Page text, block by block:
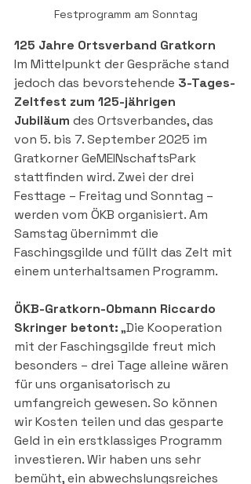
Festprogramm am Sonntag
125 Jahre Ortsverband Gratkorn
Im Mittelpunkt der Gespräche stand
jedoch das bevorstehende 3-Tages-
Zeltfest zum 125-jährigen
Jubiläum des Ortsverbandes, das
von 5. bis 7. September 2025 im
Gratkorner GeMEINschaftsPark
stattfinden wird. Zwei der drei
Festtage – Freitag und Sonntag –
werden vom ÖKB organisiert. Am
Samstag übernimmt die
Faschingsgilde und füllt das Zelt mit
einem unterhaltsamen Programm.
ÖKB-Gratkorn-Obmann Riccardo
Skringer betont: „Die Kooperation
mit der Faschingsgilde freut mich
besonders – drei Tage alleine wären
für uns organisatorisch zu
umfangreich gewesen. So können
wir Kosten teilen und das gesparte
Geld in ein erstklassiges Programm
investieren. Wir haben uns sehr
bemüht, ein abwechslungsreiches